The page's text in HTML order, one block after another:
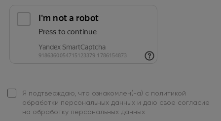
Я подтверждаю, что ознакомлен(-а) с политикой
обработки персональных данных и даю свое согласие
на обработку персональных данных